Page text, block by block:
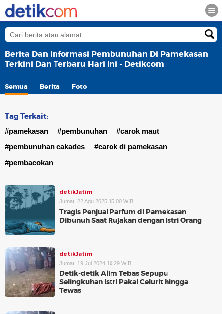
Berita Dan Informasi Pembunuhan Di Pamekasan
Terkini Dan Terbaru Hari Ini - Detikcom
Semua Berita Foto
Tag Terkait:
#pamekasan #pembunuhan
#carok maut
#pembunuhan cakades
#carok di pamekasan
#pembacokan
detikJatim
Jumat, 22 Agu 2025 15:00 WIB
Tragis Penjual Parfum di Pamekasan
Dibunuh Saat Rujakan dengan Istri Orang
detikJatim
Jumat, 19 Jul 2024 10:29 WIB
Detik-detik Alim Tebas Sepupu
Selingkuhan Istri Pakai Celurit hingga
Tewas